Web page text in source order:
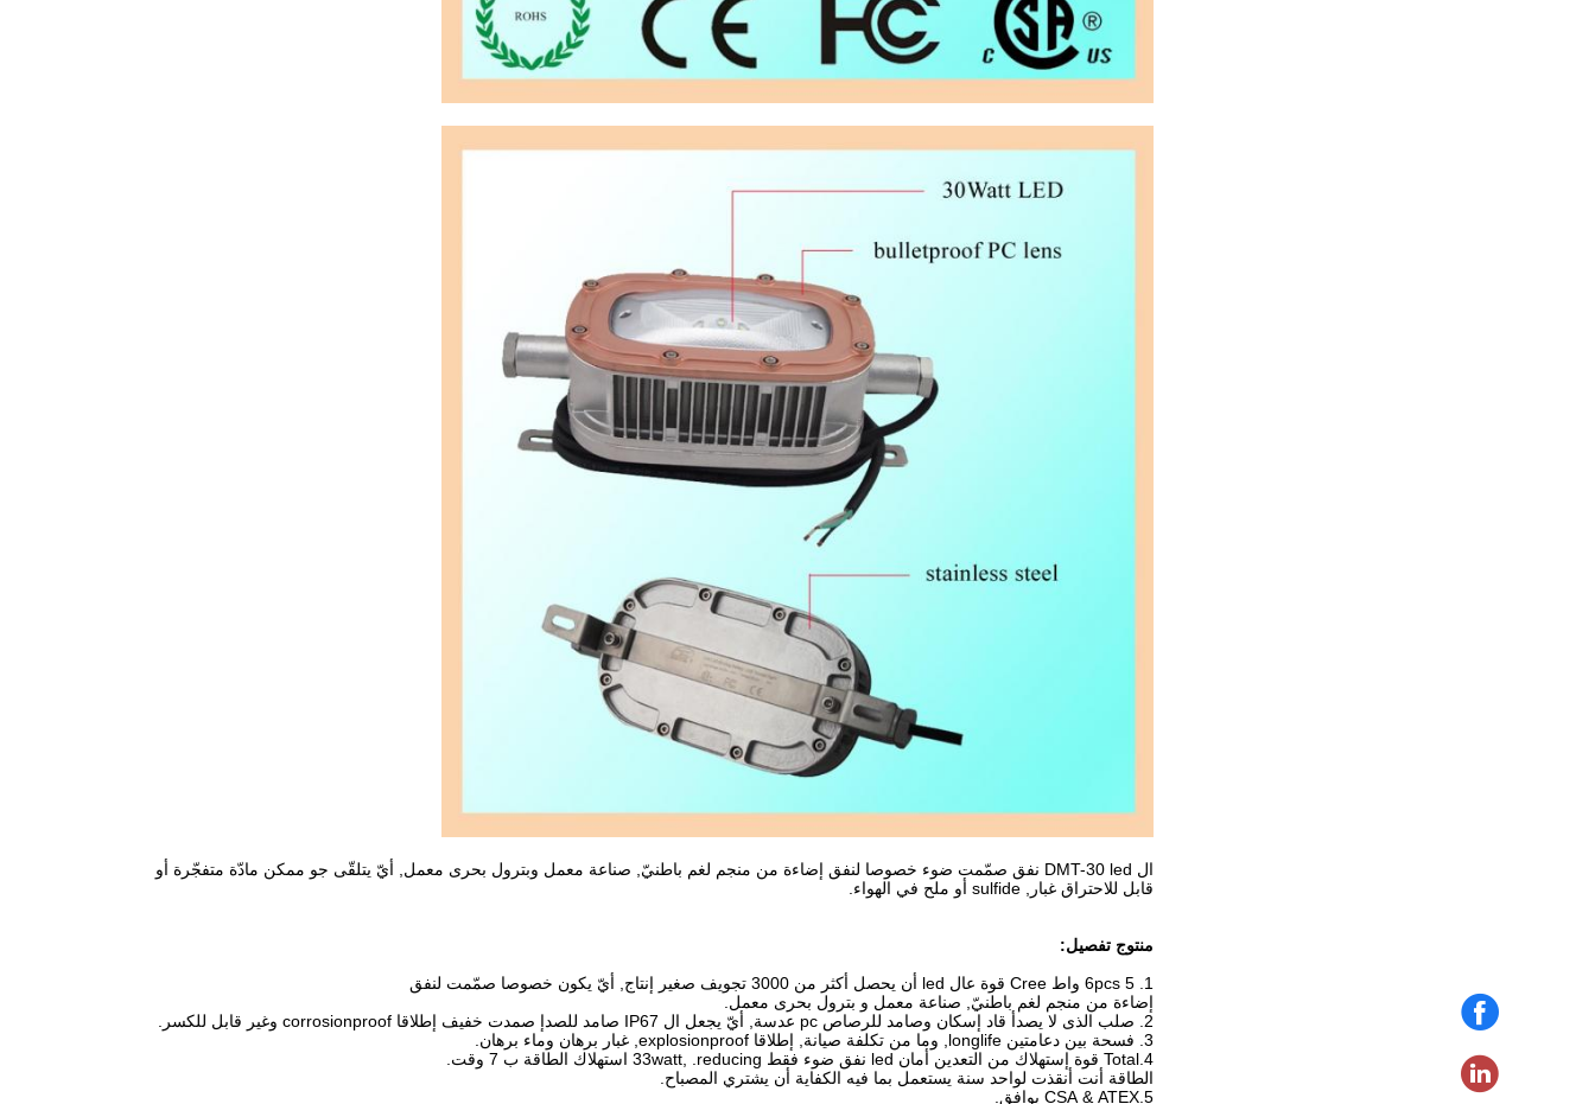
ال DMT-30 led نفق صمّمت ضوء خصوصا لنفق إضاءة من منجم لغم باطنيّ, صناعة معمل وبترول بحرى معمل, أيّ يتلقّى جو ممكن مادّة متفجّرة أو
قابل للاحتراق غبار, sulfide أو ملح في الهواء.
منتوج تفصيل:
1. 6pcs 5 واط Cree قوة عال led أن يحصل أكثر من 3000 تجويف صغير إنتاج, أيّ يكون خصوصا صمّمت لنفق
إضاءة من منجم لغم باطنيّ, صناعة معمل و بترول بحرى معمل.
2. صلب الذى لا يصدأ قاد إسكان وصامد للرصاص pc عدسة, أيّ يجعل ال IP67 صامد للصدإ صمدت خفيف إطلاقا corrosionproof وغير قابل للكسر.
3. فسحة بين دعامتين longlife, وما من تكلفة صيانة, إطلاقا explosionproof, غبار برهان وماء برهان.
4.Total قوة إستهلاك من التعدين أمان led نفق ضوء فقط 33watt, .reducing استهلاك الطاقة ب 7 وقت.
الطاقة أنت أنقذت لواحد سنة يستعمل بما فيه الكفاية أن يشتري المصباح.
5.CSA & ATEX يوافق.